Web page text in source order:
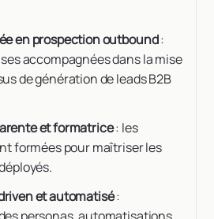
en prospection outbound:
accompagnées dans la mise
de génération de leads B2B
et formatrice: les
formées pour maîtriser les
et automatisé: